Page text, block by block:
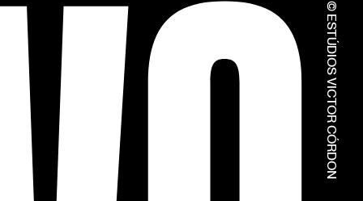
© ESTÚDIOS VICTOR CÓRDON